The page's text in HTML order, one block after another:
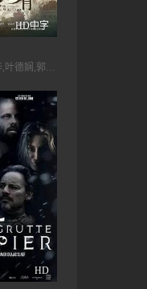
HD中字
周迅,彭于晏,霍建华,叶德娴,郭涛,春夏,黄志忠,蒋雯丽,梁家辉,王菀之,吕良伟,鲍起静,李灿森,梁文道,张兆辉,冯淬帆,苑琼丹,唐宁,卢巧音,许鞍华,永濑正敏,森田凉花,骏雄,何华超,蔡瀚亿,欧锦棠,熊欣欣,吴岱融
HD